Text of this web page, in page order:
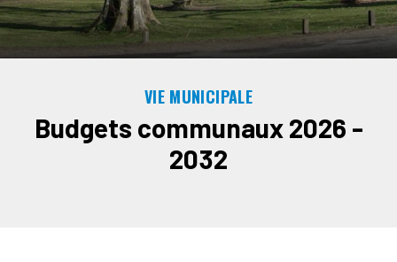
VIE MUNICIPALE
Budgets communaux 2026 -
2032